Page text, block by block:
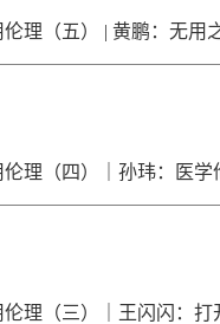
理（五） | 黄鹏：无用
理（四）｜孙玮：医学
理（三）｜王闪闪：打